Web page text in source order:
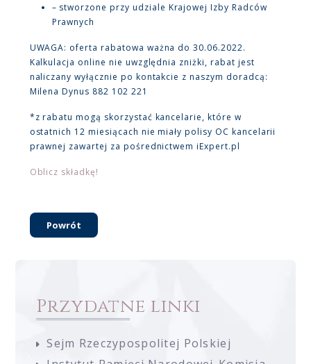
– stworzone przy udziale Krajowej Izby Radców
Prawnych
UWAGA: oferta rabatowa ważna do 30.06.2022.
Kalkulacja online nie uwzględnia zniżki, rabat jest
naliczany wyłącznie po kontakcie z naszym doradcą:
Milena Dynus 882 102 221
*z rabatu mogą skorzystać kancelarie, które w
ostatnich 12 miesiącach nie miały polisy OC kancelarii
prawnej zawartej za pośrednictwem iExpert.pl
Oblicz składkę!
Powrót
Przydatne linki
Sejm Rzeczypospolitej Polskiej